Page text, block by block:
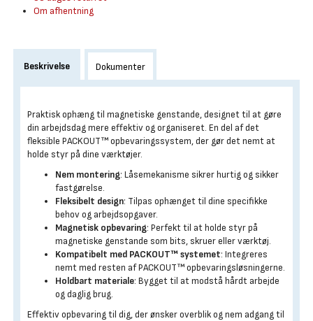
Om afhentning
Beskrivelse Dokumenter
Praktisk ophæng til magnetiske genstande, designet til at gøre
din arbejdsdag mere effektiv og organiseret. En del af det
fleksible PACKOUT™ opbevaringssystem, der gør det nemt at
holde styr på dine værktøjer.
Nem montering: Låsemekanisme sikrer hurtig og sikker
fastgørelse.
Fleksibelt design: Tilpas ophænget til dine specifikke
behov og arbejdsopgaver.
Magnetisk opbevaring: Perfekt til at holde styr på
magnetiske genstande som bits, skruer eller værktøj.
Kompatibelt med PACKOUT™ systemet: Integreres
nemt med resten af PACKOUT™ opbevaringsløsningerne.
Holdbart materiale: Bygget til at modstå hårdt arbejde
og daglig brug.
Effektiv opbevaring til dig, der ønsker overblik og nem adgang til